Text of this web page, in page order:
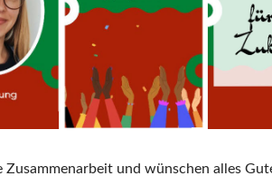
und wünschen alles